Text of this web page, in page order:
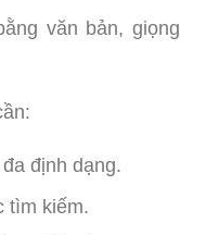
văn bản, giọng
định dạng.
tìm kiếm.